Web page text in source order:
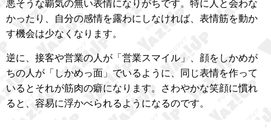
悪そうな覇気の無い表情になりがちです。特に人と会わな
かったり、自分の感情を露わにしなければ、表情筋を動か
す機会は少なくなります。
逆に、接客や営業の人が「営業スマイル」、顔をしかめが
ちの人が「しかめっ面」でいるように、同じ表情を作って
いるとそれが筋肉の癖になります。さわやかな笑顔に慣れ
ると、容易に浮かべられるようになるのです。